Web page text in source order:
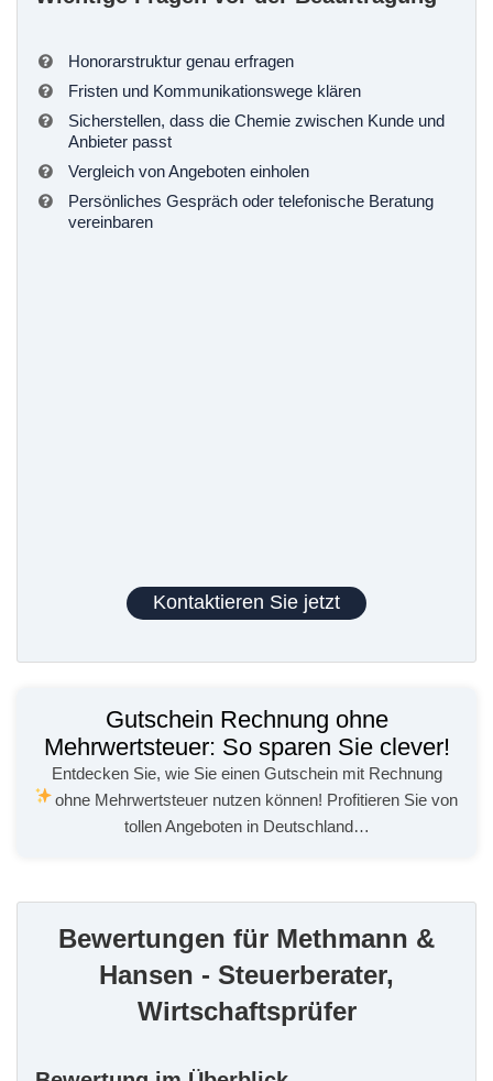
Honorarstruktur genau erfragen
Fristen und Kommunikationswege klären
Sicherstellen, dass die Chemie zwischen Kunde und
Anbieter passt
Vergleich von Angeboten einholen
Persönliches Gespräch oder telefonische Beratung
vereinbaren
Kontaktieren Sie jetzt
Gutschein Rechnung ohne
Mehrwertsteuer: So sparen Sie clever!
Entdecken Sie, wie Sie einen Gutschein mit Rechnung
ohne Mehrwertsteuer nutzen können! Profitieren Sie von
tollen Angeboten in Deutschland…
Bewertungen für Methmann &
Hansen - Steuerberater,
Wirtschaftsprüfer